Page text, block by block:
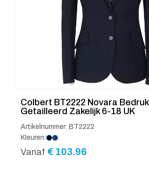
Colbert BT2222 Novara
Getailleerd Zakelijk 6-18 UK
Artikelnummer: BT2222
Kleuren:
Vanaf € 103.96